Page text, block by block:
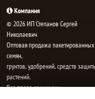
Компания
© 2026 ИП Степанов Сергей
Николаевич
Oптовая продажа пакетированных
семян,
грунтов, удобрений, средств
растений.
Все права защищены.